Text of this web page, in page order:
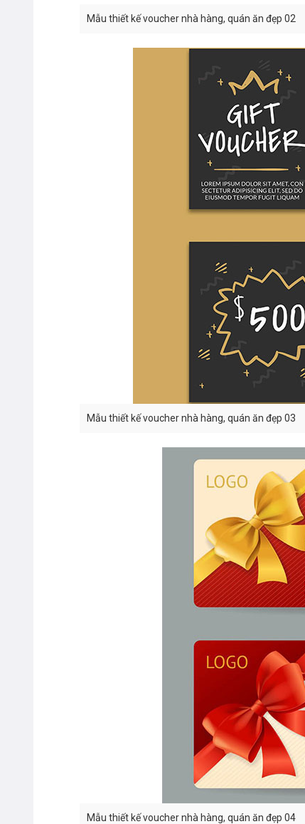
Mẫu thiết kế voucher nhà hàng, quán ăn đẹp 02
Mẫu thiết kế voucher nhà hàng, quán ăn đẹp 03
Mẫu thiết kế voucher nhà hàng, quán ăn đẹp 04